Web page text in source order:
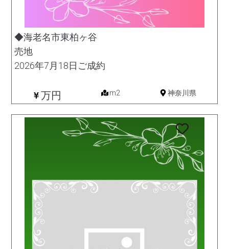
◆海老名市東柏ヶ谷
売地
2026年7月18日ご成約
万円 m2 神奈川県